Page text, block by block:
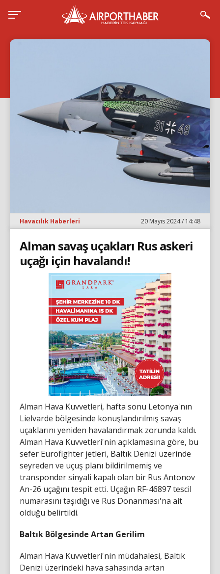
Havacılık Haberleri 20 Mayıs 2024 / 14:48
Alman savaş uçakları Rus askeri
uçağı için havalandı!
Alman Hava Kuvvetleri, hafta sonu Letonya'nın
Lielvarde bölgesinde konuşlandırılmış savaş
uçaklarını yeniden havalandırmak zorunda kaldı.
Alman Hava Kuvvetleri'nin açıklamasına göre, bu
sefer Eurofighter jetleri, Baltık Denizi üzerinde
seyreden ve uçuş planı bildirilmemiş ve
transponder sinyali kapalı olan bir Rus Antonov
An-26 uçağını tespit etti. Uçağın RF-46897 tescil
numarasını taşıdığı ve Rus Donanması'na ait
olduğu belirtildi.
Baltık Bölgesinde Artan Gerilim
Alman Hava Kuvvetleri'nin müdahalesi, Baltık
Denizi üzerindeki hava sahasında artan